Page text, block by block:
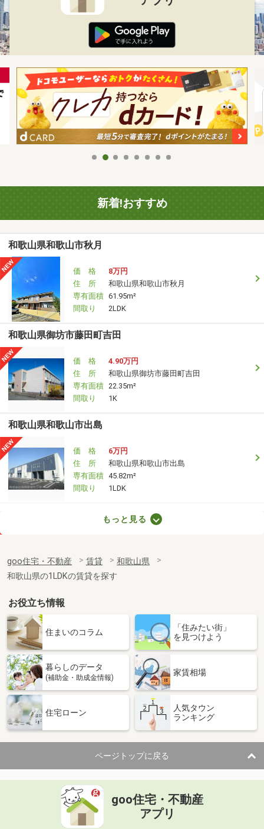
新着!おすすめ
和歌山県和歌山市秋月
価 格
8万円
住 所
和歌山県和歌山市秋月
専有面積 61.95m²
間取り
2LDK
和歌山県御坊市藤田町吉田
価 格
4.90万円
住 所
和歌山県御坊市藤田町吉田
専有面積 22.35m²
間取り
1K
和歌山県和歌山市出島
価 格
6万円
住 所
和歌山県和歌山市出島
専有面積 45.82m²
間取り
1LDK
専有面積
32.94m²
間取り
ワンルーム
和歌山県和歌山市小雑賀
価 格
5.65万円
和歌山県和歌山市小雑賀
専有面積 57.19m²
間取り
和歌山県和歌山市吉礼
住 所
和歌山県和歌山市吉礼
専有面積 52.54m²
間取り
3K
和歌山県海南市岡田
価 格
住 所
和歌山県海南市岡田
もっと見る
goo住宅・不動産 賃貸
和歌山県
和歌山県の1LDKの賃貸を探す
お役立ち情報
住まいのコラム
「住みたい街」
を見つけよう
暮らしのデータ
(補助金・助成金情報)
家賃相場
住宅ローン
人気タウン
ランキング
ページトップに戻る
goo住宅・不動産
アプリ